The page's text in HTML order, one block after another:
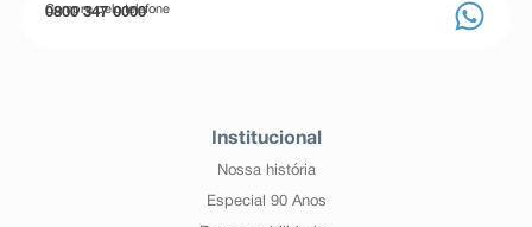
Compre pelo telefone
0800 347 0000
Institucional
Nossa história
Especial 90 Anos